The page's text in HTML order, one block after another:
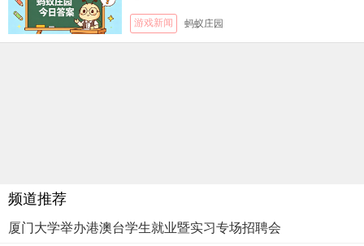
游戏新闻 蚂蚁庄园
频道推荐
厦门大学举办港澳台学生就业暨实习专场招聘会